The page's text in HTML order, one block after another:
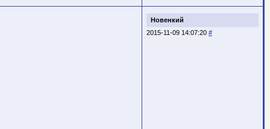
Новенкий
2015-11-09 14:07:20 #